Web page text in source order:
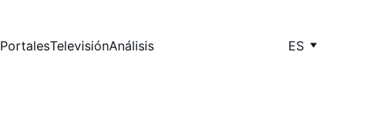
PortalesTelevisiónAnálisis ES